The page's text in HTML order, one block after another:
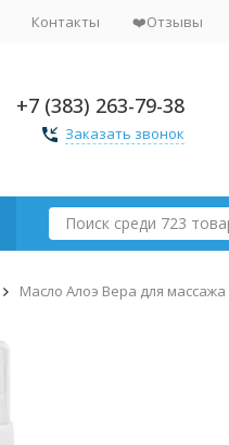
Контакты ❤️Отзывы
+7 (383) 263-79-38
Заказать звонок
Масло Алоэ Вера для